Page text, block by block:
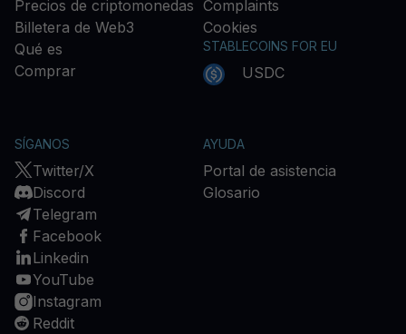
Precios de criptomonedas
Billetera de Web3
Qué es
Comprar
Complaints
Cookies
STABLECOINS FOR EU
USDC
SÍGANOS
Twitter/X
Discord
Telegram
Facebook
Linkedin
YouTube
Instagram
Reddit
AYUDA
Portal de asistencia
Glosario